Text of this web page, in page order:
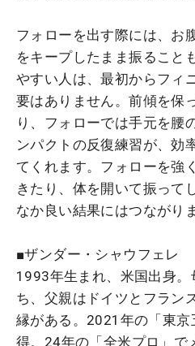
フォローを出す際には、お
をキープしたまま振ること
やすい人は、最初からフィ
要はありません。前傾を保
り、フォローでは手元を腰
ンパクトの反復練習が、効
てくれます。フォローを強
きたり、体を開いて振って
なか良い結果にはつながり
■ザンダー・シャウフェレ
1993年生まれ、米国出身
ち、父親はドイツとフラン
縁がある。2021年の「東京
得。24年の「全米プロ」で